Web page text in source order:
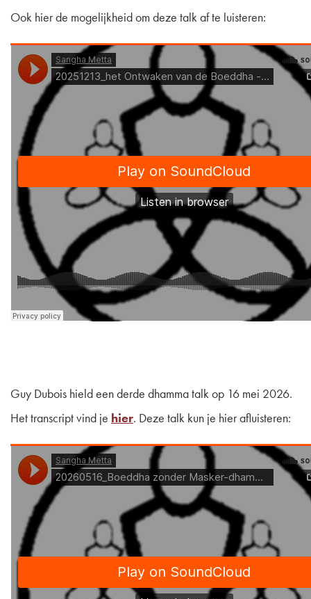
Ook hier de mogelijkheid om deze talk af te luisteren:
Guy Dubois hield een derde dhamma talk op 16 mei 2026.
Het transcript vind je hier. Deze talk kun je hier afluisteren: